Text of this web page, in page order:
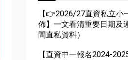
【👉2026/27直資私立小
佈】一文看清重要日期及
間直私資料）
【直資中一報名2024-